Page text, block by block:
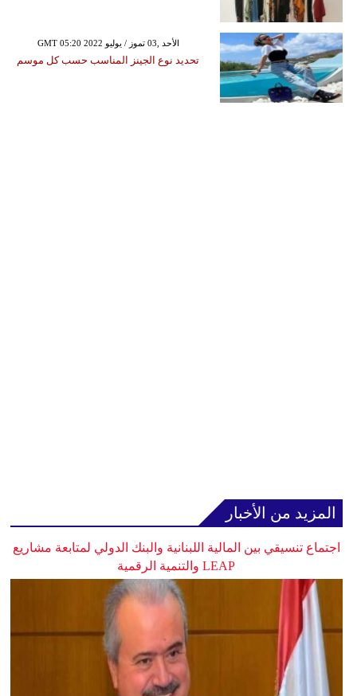
GMT 05:20 2022 الأحد ,03 تموز / يوليو
تحديد نوع الجينز المناسب حسب كل موسم
المزيد من الأخبار
اجتماع تنسيقي بين المالية اللبنانية والبنك الدولي لمتابعة مشاريع
LEAP والتنمية الرقمية